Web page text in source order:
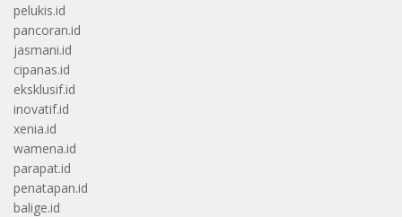
pelukis.id
pancoran.id
jasmani.id
cipanas.id
eksklusif.id
inovatif.id
xenia.id
wamena.id
parapat.id
penatapan.id
balige.id